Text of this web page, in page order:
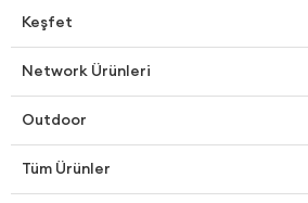
Keşfet
Network Ürünleri
Outdoor
Tüm Ürünler